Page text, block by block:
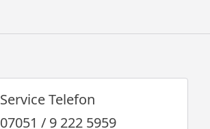
Service Telefon
07051 / 9 222 5959